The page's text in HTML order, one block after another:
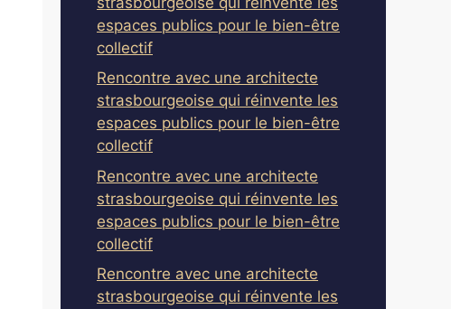
espaces publics pour le bien-être
collectif
Rencontre avec une architecte
strasbourgeoise qui réinvente les
espaces publics pour le bien-être
collectif
Rencontre avec une architecte
strasbourgeoise qui réinvente les
espaces publics pour le bien-être
collectif
Rencontre avec une architecte
strasbourgeoise qui réinvente les